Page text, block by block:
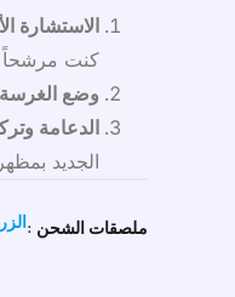
الاستشارة
كنت مرشحاً
وضع الغرسة
الدعامة
الجديد
ملصقات الشحن :